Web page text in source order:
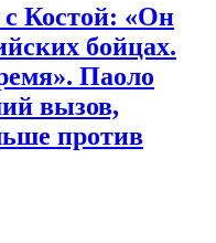
с Костой: «Он
бойцах.
Паоло
вызов,
против